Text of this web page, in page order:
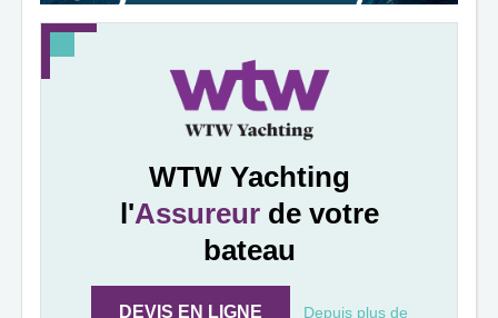
WTW Yachting
l'Assureurde votre
bateau
DEVIS EN LIGNE Depuis plus de